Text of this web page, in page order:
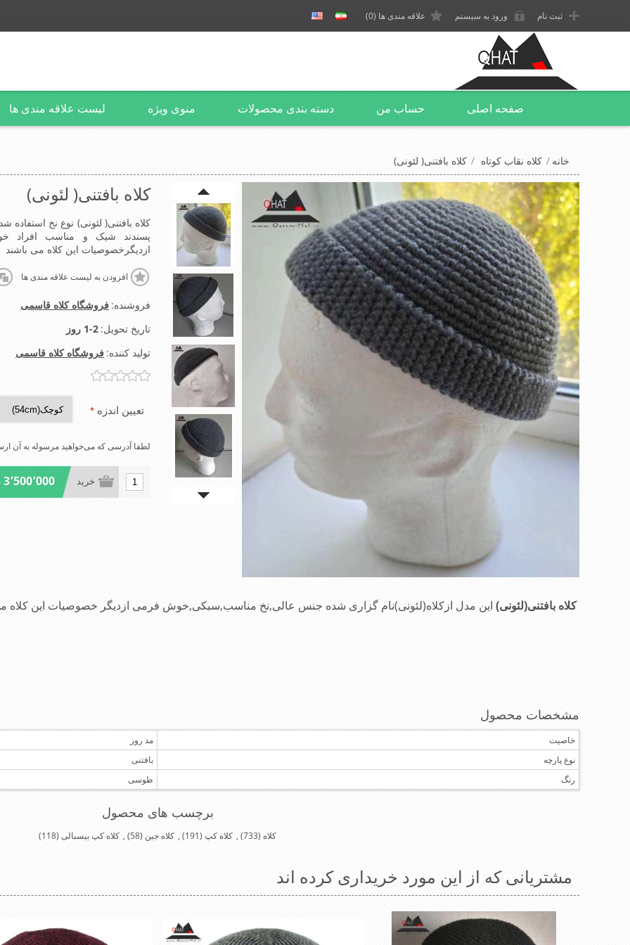
ثبت نام ورود به سیستم علاقه مندی ها (0)
صفحه اصلی حساب من دسته بندی محصولات منوی ویژه لیست علاقه مندی ها
خانه / کلاه نقاب کوتاه / کلاه بافتنی( لئونی)
کلاه بافتنی( لئونی)
کلاه بافتنی( لئونی) نوع نخ
پسندند شیک و مناسب
ازدیگرخصوصیات این کلاه می باشند
افزودن به لیست علاقه مندی ها
فروشنده: فروشگاه کلاه قاسمی
تاریخ تحویل: 1-2 روز
تولید کننده: فروشگاه کلاه قاسمی
تعیین اندزه *
لطفا آدرسی که می‌خواهید مرسوله به آن
خرید 3٬500٬000 ریال
کلاه بافتنی(لئونی) این مدل ازکلاه(لئونی)نام گزاری شده جنس عالی,نخ مناسب,سبکی,خوش فرمی ازدیگر خصوصیات این کلاه
مشخصات محصول
خاصیت
مد روز
نوع پارچه
بافتنی
رنگ
طوسی
برچسب های محصول
کلاه (733)
, کلاه کپ (191)
, کلاه جین (58)
, کلاه کپ بیسبالی (118)
مشتریانی که از این مورد خریداری کرده اند